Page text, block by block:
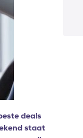
deals
staat